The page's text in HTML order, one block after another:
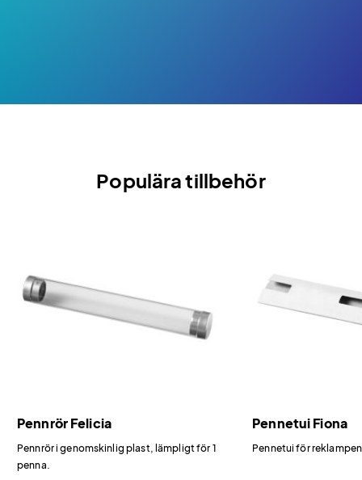
Populära tillbehör
Pennrör Felicia
Pennrör i genomskinlig plast, lämpligt för 1
penna.
Pennetui Fiona
Pennetui för